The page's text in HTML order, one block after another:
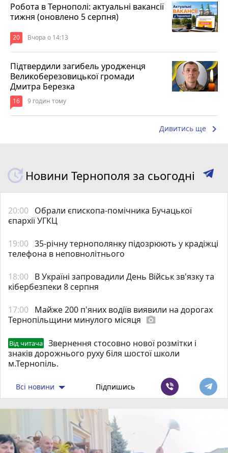
Робота в Тернополі: актуальні вакансії
тижня (оновлено 5 серпня)
20 Вчора о 14:13
Підтвердили загибель уродженця
Великоберезовицької громади
Дмитра Березка
16 9 годин тому
Дивитись ще keyboard_arrow_right
Новини Тернополя за сьогодні
20:00 Обрали єпископа-помічника Бучацької
єпархії УГКЦ
19:00 35-річну тернополянку підозрюють у крадіжці
телефона в неповнолітнього
18:00 В Україні запровадили День Військ зв'язку та
кібербезпеки 8 серпня
17:00 Майже 200 п'яних водіїв виявили на дорогах
Тернопільщини минулого місяця photo_camera
Від читача
Звернення стосовно нової розмітки і
знаків дорожнього руху біля шостої школи
м.Тернопіль.
Всі новини Підпишись